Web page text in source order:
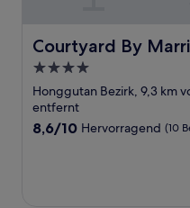
Courtyard By
Courtyard By Marriott
4.0-
Sterne-
Unterkunft
Honggutan Bezirk, 9,3 km
entfernt
8.6
8,6/10 Hervorragend (10